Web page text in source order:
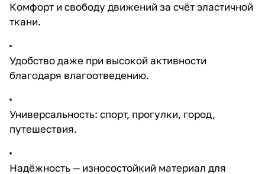
Комфорт и свободу движений за счёт эластичной
ткани.
Удобство даже при высокой активности
благодаря влагоотведению.
Универсальность: спорт, прогулки, город,
путешествия.
Надёжность — износостойкий материал для